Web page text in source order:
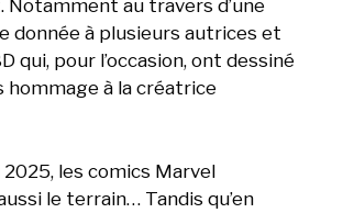
Notamment au travers d’une
donnée à plusieurs autrices et
qui, pour l’occasion, ont dessiné
hommage à la créatrice
2025, les comics Marvel
le terrain… Tandis qu’en